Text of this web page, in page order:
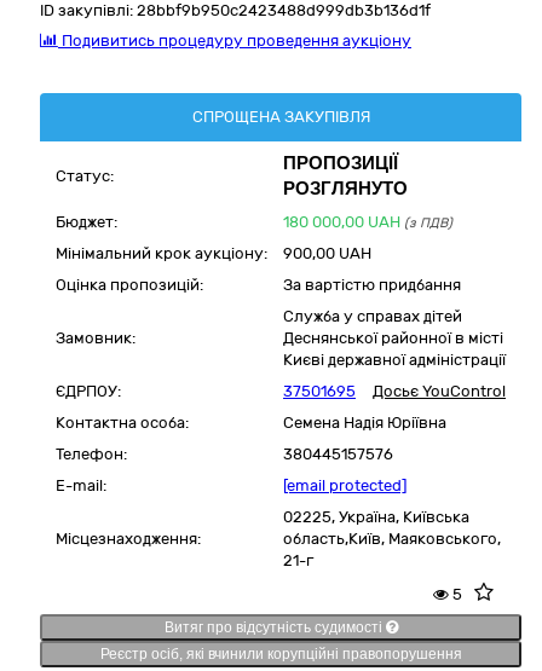
ID закупівлі: 28bbf9b950c2423488d999db3b136d1f
Подивитись процедуру проведення аукціону
СПРОЩЕНА ЗАКУПІВЛЯ
Статус:
ПРОПОЗИЦІЇ
РОЗГЛЯНУТО
Бюджет: 180 000,00 UAH (з ПДВ)
Мінімальний крок аукціону:
900,00 UAH
Оцінка пропозицій:
За вартістю придбання
Замовник:
Служба у справах дітей
Деснянської районної в місті
Києві державної адміністрації
ЄДРПОУ:
37501695
Досьє YouControl
Контактна особа:
Семена Надія Юріївна
Телефон:
380445157576
E-mail:
[email protected]
Місцезнаходження:
02225, Україна, Київська
область,Київ, Маяковського,
21-г
5
Витяг про відсутність судимості
Реєстр осіб, які вчинили корупційні правопорушення